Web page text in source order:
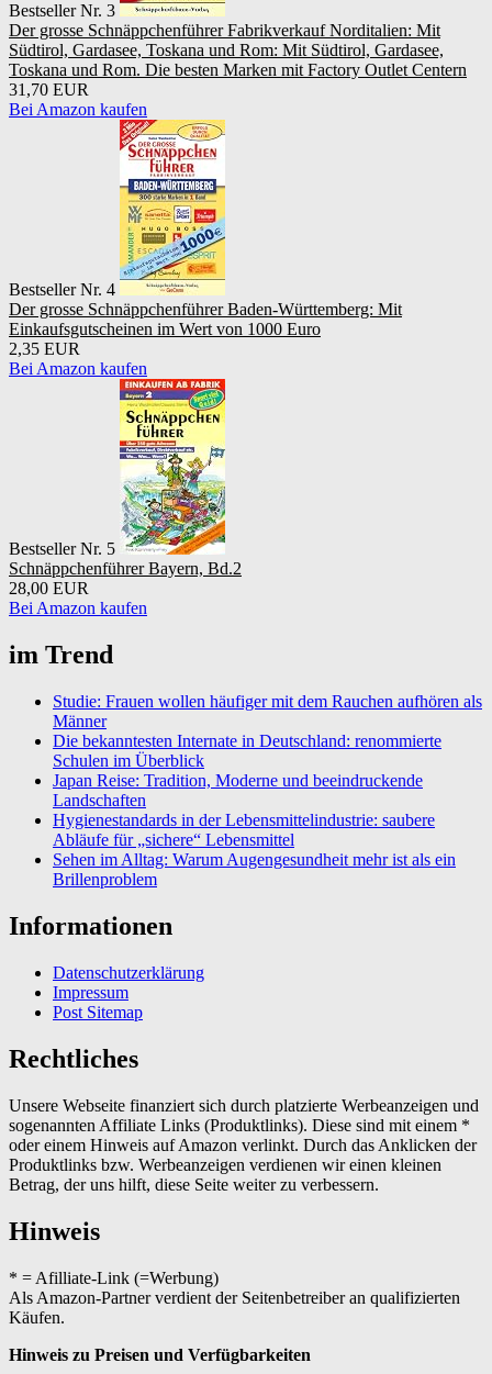
Bestseller Nr. 3
Der grosse Schnäppchenführer Fabrikverkauf Norditalien: Mit
Südtirol, Gardasee, Toskana und Rom: Mit Südtirol, Gardasee,
Toskana und Rom. Die besten Marken mit Factory Outlet Centern
31,70 EUR
Bei Amazon kaufen
Bestseller Nr. 4
Der grosse Schnäppchenführer Baden-Württemberg: Mit
Einkaufsgutscheinen im Wert von 1000 Euro
2,35 EUR
Bei Amazon kaufen
Bestseller Nr. 5
Schnäppchenführer Bayern, Bd.2
28,00 EUR
Bei Amazon kaufen
im Trend
Studie: Frauen wollen häufiger mit dem Rauchen aufhören als
Männer
Die bekanntesten Internate in Deutschland: renommierte
Schulen im Überblick
Japan Reise: Tradition, Moderne und beeindruckende
Landschaften
Hygienestandards in der Lebensmittelindustrie: saubere
Abläufe für „sichere“ Lebensmittel
Sehen im Alltag: Warum Augengesundheit mehr ist als ein
Brillenproblem
Informationen
Datenschutzerklärung
Impressum
Post Sitemap
Rechtliches
Unsere Webseite finanziert sich durch platzierte Werbeanzeigen und
sogenannten Affiliate Links (Produktlinks). Diese sind mit einem *
oder einem Hinweis auf Amazon verlinkt. Durch das Anklicken der
Produktlinks bzw. Werbeanzeigen verdienen wir einen kleinen
Betrag, der uns hilft, diese Seite weiter zu verbessern.
Hinweis
* = Afilliate-Link (=Werbung)
Als Amazon-Partner verdient der Seitenbetreiber an qualifizierten
Käufen.
Hinweis zu Preisen und Verfügbarkeiten